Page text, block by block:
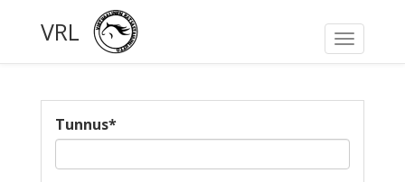
Toggle
VRL
Tunnus*